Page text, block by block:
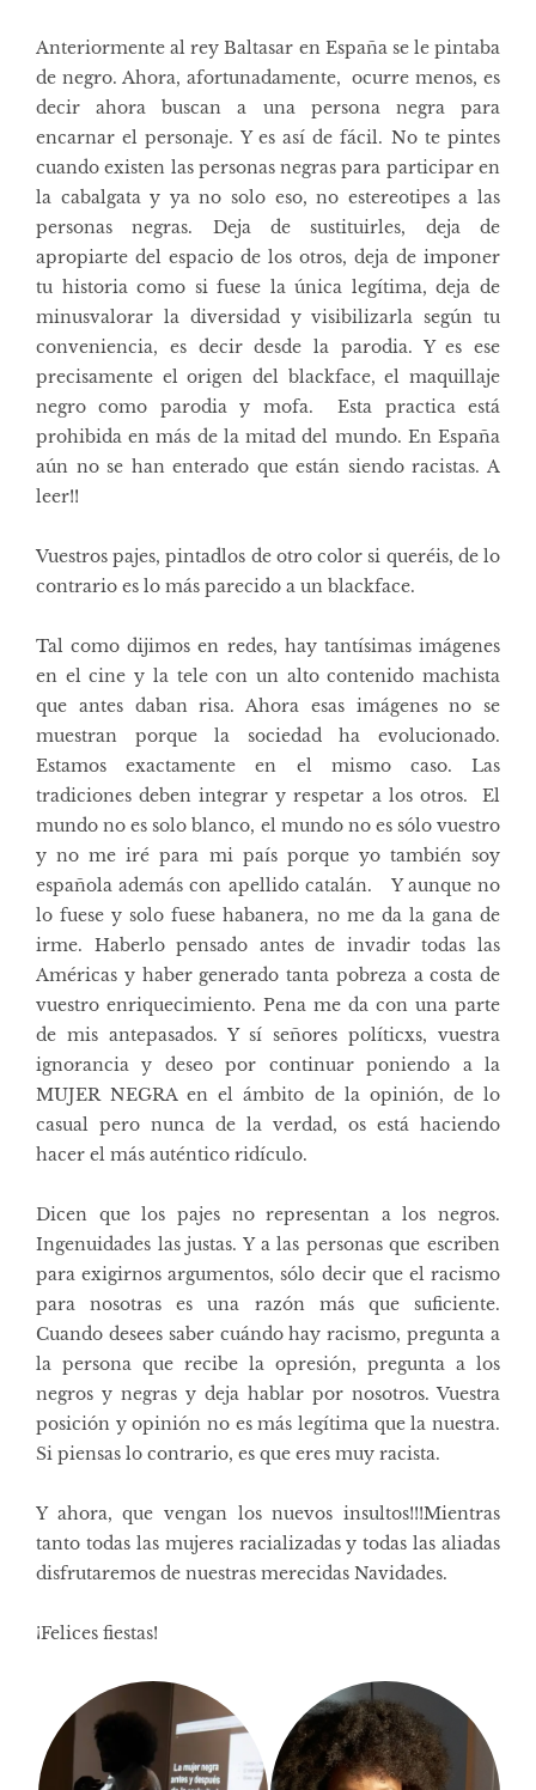
Anteriormente al rey Baltasar en España se le pintaba
de negro. Ahora, afortunadamente, ocurre menos, es
decir ahora buscan a una persona negra para
encarnar el personaje. Y es así de fácil. No te pintes
cuando existen las personas negras para participar en
la cabalgata y ya no solo eso, no estereotipes a las
personas negras. Deja de sustituirles, deja de
apropiarte del espacio de los otros, deja de imponer
tu historia como si fuese la única legítima, deja de
minusvalorar la diversidad y visibilizarla según tu
conveniencia, es decir desde la parodia. Y es ese
precisamente el origen del blackface, el maquillaje
negro como parodia y mofa. Esta practica está
prohibida en más de la mitad del mundo. En España
aún no se han enterado que están siendo racistas. A
leer!!
Vuestros pajes, pintadlos de otro color si queréis, de lo
contrario es lo más parecido a un blackface.
Tal como dijimos en redes, hay tantísimas imágenes
en el cine y la tele con un alto contenido machista
que antes daban risa. Ahora esas imágenes no se
muestran porque la sociedad ha evolucionado.
Estamos exactamente en el mismo caso. Las
tradiciones deben integrar y respetar a los otros. El
mundo no es solo blanco, el mundo no es sólo vuestro
y no me iré para mi país porque yo también soy
española además con apellido catalán. Y aunque no
lo fuese y solo fuese habanera, no me da la gana de
irme. Haberlo pensado antes de invadir todas las
Américas y haber generado tanta pobreza a costa de
vuestro enriquecimiento. Pena me da con una parte
de mis antepasados. Y sí señores políticxs, vuestra
ignorancia y deseo por continuar poniendo a la
MUJER NEGRA en el ámbito de la opinión, de lo
casual pero nunca de la verdad, os está haciendo
hacer el más auténtico ridículo.
Dicen que los pajes no representan a los negros.
Ingenuidades las justas. Y a las personas que escriben
para exigirnos argumentos, sólo decir que el racismo
para nosotras es una razón más que suficiente.
Cuando desees saber cuándo hay racismo, pregunta a
la persona que recibe la opresión, pregunta a los
negros y negras y deja hablar por nosotros. Vuestra
posición y opinión no es más legítima que la nuestra.
Si piensas lo contrario, es que eres muy racista.
Y ahora, que vengan los nuevos insultos!!!Mientras
tanto todas las mujeres racializadas y todas las aliadas
disfrutaremos de nuestras merecidas Navidades.
¡Felices fiestas!